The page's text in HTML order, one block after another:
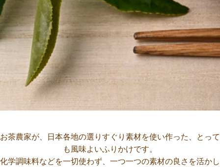
お茶農家が、日本各地の選りすぐり素材を使い作った、とって
も風味よいふりかけです。
化学調味料などを一切使わず、一つ一つの素材の良さを活かし